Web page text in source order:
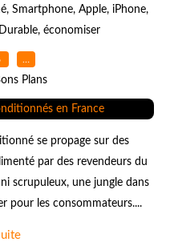
, Smartphone, Apple, iPhone,
Durable, économiser
…
Plans
se propage sur des
par des revendeurs du
scrupuleux, une jungle dans
pour les consommateurs....